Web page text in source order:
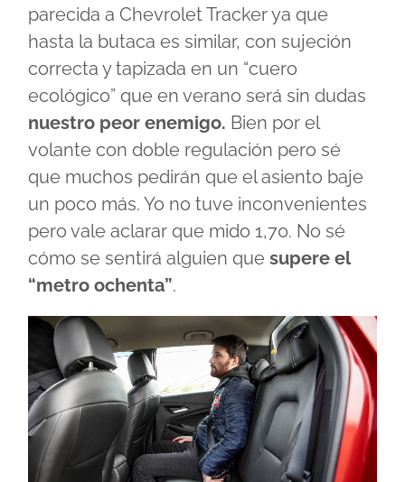
parecida a Chevrolet Tracker ya que
hasta la butaca es similar, con sujeción
correcta y tapizada en un “cuero
ecológico” que en verano será sin dudas
nuestro peor enemigo. Bien por el
volante con doble regulación pero sé
que muchos pedirán que el asiento baje
un poco más. Yo no tuve inconvenientes
pero vale aclarar que mido 1,70. No sé
cómo se sentirá alguien que supere el
“metro ochenta”.